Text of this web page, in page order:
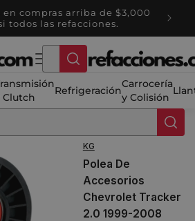
en compras arriba de $3,000
todos las refacciones.
Clutch
Refrigeración
Carrocería
y Colisión
KG
Polea De
Accesorios
Chevrolet Tracker
2.0 1999-2008